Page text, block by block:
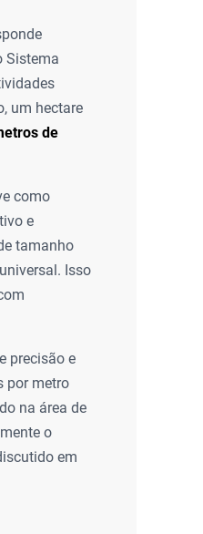
Sistema
um hectare
de
como
e
tamanho
Isso
precisão e
por metro
na área de
o
em